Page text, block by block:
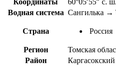
Водная система Сангилька
Страна Россия
Регион
Томская
Район